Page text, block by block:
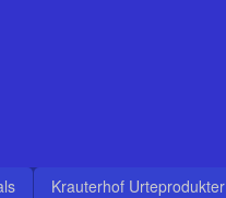
Krauterhof Urteprodukter